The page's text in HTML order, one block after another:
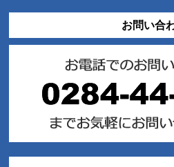
お問い合